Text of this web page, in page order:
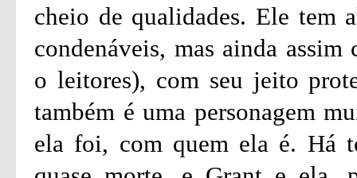
cheio de qualidades. Ele tem
condenáveis, mas ainda
o leitores), com seu jeito
também é uma personagem
ela foi, com quem ela é. Há